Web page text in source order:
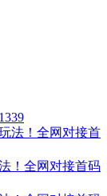
1339
！全网对接首码